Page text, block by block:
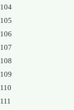
104
105
106
107
108
109
110
111